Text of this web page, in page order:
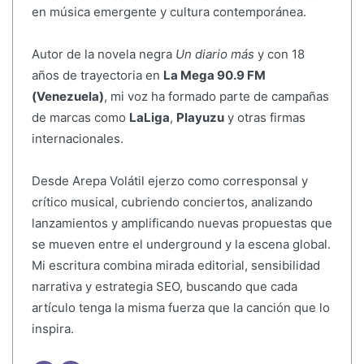
en música emergente y cultura contemporánea.
Autor de la novela negra Un diario más y con 18
años de trayectoria en La Mega 90.9 FM
(Venezuela), mi voz ha formado parte de campañas
de marcas como LaLiga, Playuzuy otras firmas
internacionales.
Desde Arepa Volátil ejerzo como corresponsal y
crítico musical, cubriendo conciertos, analizando
lanzamientos y amplificando nuevas propuestas que
se mueven entre el underground y la escena global.
Mi escritura combina mirada editorial, sensibilidad
narrativa y estrategia SEO, buscando que cada
artículo tenga la misma fuerza que la canción que lo
inspira.